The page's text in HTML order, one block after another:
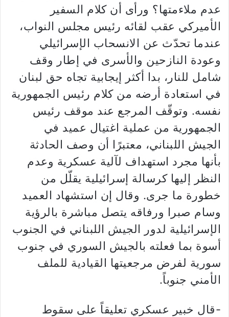
عدم ملاءمتها؟ ورأى أن كلام السفير
الأميركي عقب لقائه رئيس مجلس النواب،
عندما تحدّث عن الانسحاب الإسرائيلي
وعودة النازحين والأسرى في إطار وقف
شامل للنار، بدا أكثر إيجابية تجاه حق لبنان
في استعادة أرضه من كلام رئيس الجمهورية
نفسه. وتوقّف المرجع عند موقف رئيس
الجمهورية من عملية اغتيال عميد في
الجيش اللبناني، معتبرًا أن وصف الحادثة
بأنها مجرد استهداف لآلية عسكرية وعدم
النظر إليها كرسالة إسرائيلية يقلّل من
خطورة ما جرى. وقال إن استشهاد العميد
وسام صبرا ورفاقه يتصل مباشرة بالرؤية
الإسرائيلية لدور الجيش اللبناني في الجنوب
أسوة بما فعلته بالجيش السوري في جنوب
سورية لفرض مرجعيتها القيادية للملف
الأمني جنوباً.
-قال خبير عسكري تعليقاً على سقوط